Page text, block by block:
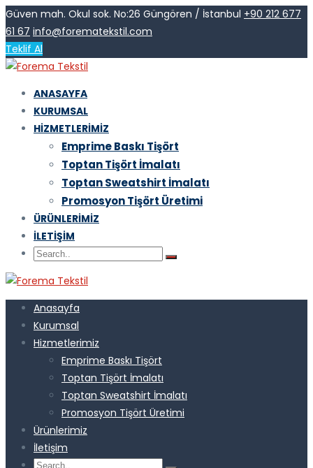
Güven mah. Okul sok. No:26 Güngören / İstanbul +90 212 677
61 67 info@forematekstil.com
Teklif Al
ANASAYFA
KURUMSAL
HIZMETLERIMIZ
Emprime Baskı Tişört
Toptan Tişört İmalatı
Toptan Sweatshirt İmalatı
Promosyon Tişört Üretimi
ÜRÜNLERIMIZ
İLETIŞIM
Anasayfa
Kurumsal
Hizmetlerimiz
Emprime Baskı Tişört
Toptan Tişört İmalatı
Toptan Sweatshirt İmalatı
Promosyon Tişört Üretimi
Ürünlerimiz
İletişim